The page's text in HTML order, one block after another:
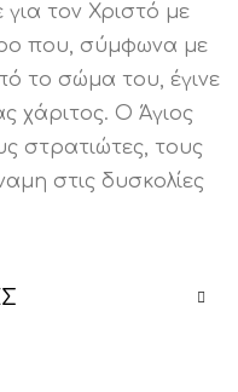
τον Χριστό με
που, σύμφωνα με
το σώμα του, έγινε
χάριτος. Ο Άγιος
στρατιώτες, τους
στις δυσκολίες